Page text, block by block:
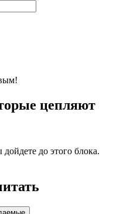
цепляют
дойдете до этого блока.